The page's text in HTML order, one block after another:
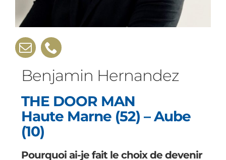
Benjamin Hernandez
THE DOOR MAN
Haute Marne (52) – Aube
(10)
Pourquoi ai-je fait le choix de devenir